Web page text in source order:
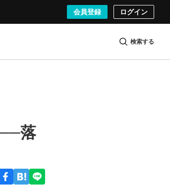
会員登録 ログイン
検索する
落